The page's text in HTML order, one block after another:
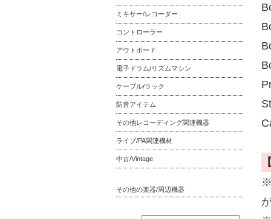
※
ミキサー/レコーダー
コントローラー
アウトボード
電子ドラム/リズムマシン
ケーブル/ラック
防音アイテム
その他レコーディング関連機器
ライブ/PA関連機材
中古/Vintage
その他の楽器/周辺機器